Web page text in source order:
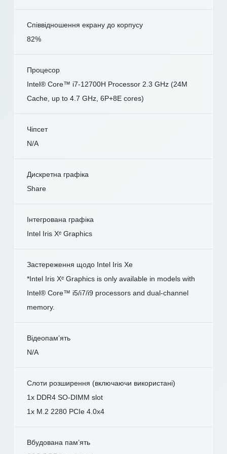
Співвідношення екрану до корпусу
82%
Процесор
Intel® Core™ i7-12700H Processor 2.3 GHz (24M
Cache, up to 4.7 GHz, 6P+8E cores)
Чіпсет
N/A
Дискретна графіка
Share
Інтегрована графіка
Intel Iris Xᵉ Graphics
Застереження щодо Intel Iris Xe
*Intel Iris Xᵉ Graphics is only available in models with
Intel® Core™ i5/i7/i9 processors and dual-channel
memory.
Відеопам’ять
N/A
Слоти розширення (включаючи використані)
1x DDR4 SO-DIMM slot
1x M.2 2280 PCIe 4.0x4
Вбудована пам’ять